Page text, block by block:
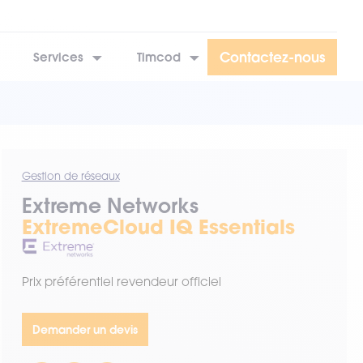
Services Timcod Contactez-nous
Gestion de réseaux
Extreme Networks
ExtremeCloud IQ Essentials
Prix préférentiel revendeur officiel
Demander un devis